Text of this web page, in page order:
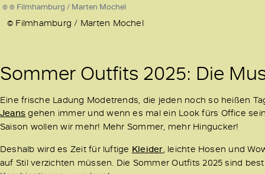
© © Filmhamburg / Marten Mochel
© Filmhamburg / Marten Mochel
Sommer Outfits 2025: Die
Eine frische Ladung Modetrends, die jeden noch so heißen
Jeans gehen immer und wenn es mal ein Look fürs Office
Saison wollen wir mehr! Mehr Sommer, mehr Hingucker!
Deshalb wird es Zeit für luftige Kleider , leichte Hosen und
auf Stil verzichten müssen. Die Sommer Outfits 2025 sind